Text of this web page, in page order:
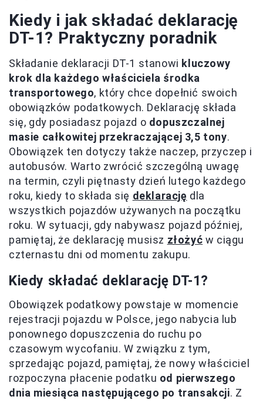
Kiedy i jak składać deklarację
DT-1? Praktyczny poradnik
Składanie deklaracji DT-1 stanowi kluczowy
krok dla każdego właściciela środka
transportowego, który chce dopełnić swoich
obowiązków podatkowych. Deklarację składa
się, gdy posiadasz pojazd o dopuszczalnej
masie całkowitej przekraczającej 3,5 tony.
Obowiązek ten dotyczy także naczep, przyczep i
autobusów. Warto zwrócić szczególną uwagę
na termin, czyli piętnasty dzień lutego każdego
roku, kiedy to składa się deklarację dla
wszystkich pojazdów używanych na początku
roku. W sytuacji, gdy nabywasz pojazd później,
pamiętaj, że deklarację musisz złożyć w ciągu
czternastu dni od momentu zakupu.
Kiedy składać deklarację DT-1?
Obowiązek podatkowy powstaje w momencie
rejestracji pojazdu w Polsce, jego nabycia lub
ponownego dopuszczenia do ruchu po
czasowym wycofaniu. W związku z tym,
sprzedając pojazd, pamiętaj, że nowy właściciel
rozpoczyna płacenie podatku od pierwszego
dnia miesiąca następującego po transakcji. Z